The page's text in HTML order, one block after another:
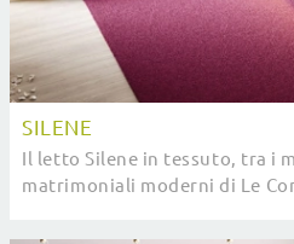
SILENE
Il letto Silene in tessuto, tra i
matrimoniali moderni di Le